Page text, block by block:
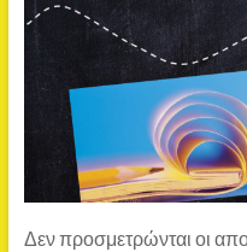
Δεν προσμετρώνται οι